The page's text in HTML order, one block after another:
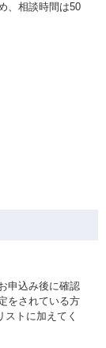
、相談時間は50
申込み後に確認
をされている方
トに加えてく